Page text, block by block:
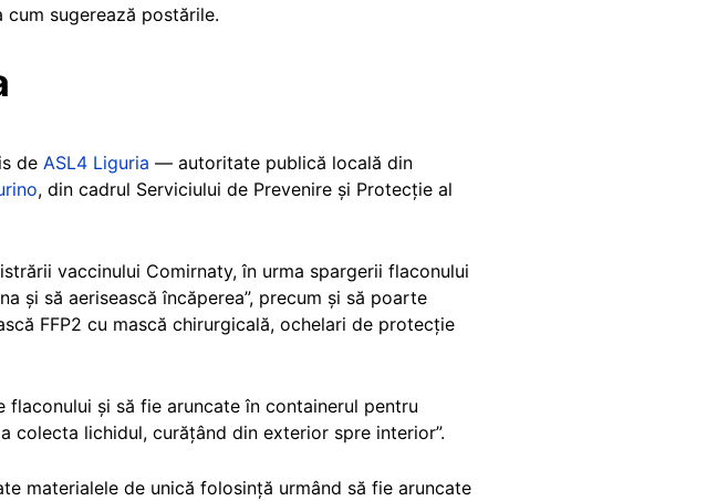
sugerează postările.
de ASL4 Liguria — autoritate publică locală din
, din cadrul Serviciului de Prevenire și Protecție al
vaccinului Comirnaty, în urma spargerii flaconului
și să aerisească încăperea”, precum și să poarte
FFP2 cu mască chirurgicală, ochelari de protecție
flaconului și să fie aruncate în containerul pentru
colecta lichidul, curățând din exterior spre interior”.
materialele de unică folosință urmând să fie aruncate